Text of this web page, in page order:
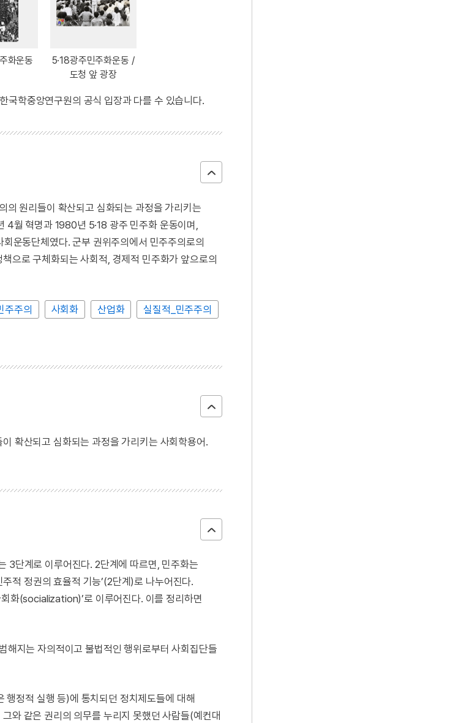
화운동
5·18광주민주화운동 /
도청 앞 광장
국학중앙연구원의 공식 입장과 다를 수 있습니다.
의 원리들이 확산되고 심화되는 과정을 가리키는
4월 혁명과 1980년 5·18 광주 민주화 운동이며,
운동단체였다. 군부 권위주의에서 민주주의로의
으로 구체화되는 사회적, 경제적 민주화가 앞으로의
주주의 사회화 산업화
실질적_민주주의
확산되고 심화되는 과정을 가리키는 사회학용어.
3단계로 이루어진다. 2단계에 따르면, 민주화는
주적 정권의 효율적 기능’(2단계)로 나누어진다.
화(socialization)’로 이루어진다. 이를 정리하면
해지는 자의적이고 불법적인 행위로부터 사회집단들
행정적 실행 등)에 통치되던 정치제도들에 대해
와 같은 권리의 의무를 누리지 못했던 사람들(예컨대